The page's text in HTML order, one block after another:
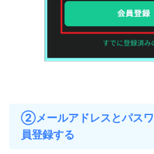
②メールアドレスとパス
員登録する